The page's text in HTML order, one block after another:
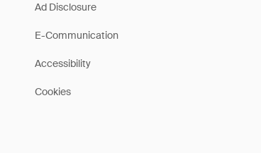
Ad Disclosure
E-Communication
Accessibility
Cookies